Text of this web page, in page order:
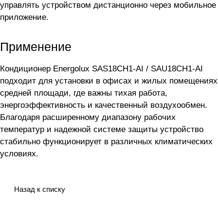
управлять устройством дистанционно через мобильное
приложение.
Применение
Кондиционер Energolux SAS18CH1-AI / SAU18CH1-AI
подходит для установки в офисах и жилых помещениях
средней площади, где важны тихая работа,
энергоэффективность и качественный воздухообмен.
Благодаря расширенному диапазону рабочих
температур и надежной системе защиты устройство
стабильно функционирует в различных климатических
условиях.
Назад к списку